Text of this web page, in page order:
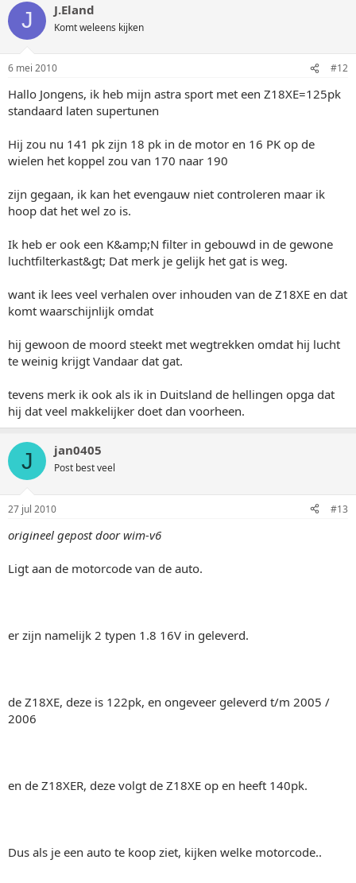
J J.Eland
Komt weleens kijken
6 mei 2010 #12
Hallo Jongens, ik heb mijn astra sport met een Z18XE=125pk
standaard laten supertunen
Hij zou nu 141 pk zijn 18 pk in de motor en 16 PK op de
wielen het koppel zou van 170 naar 190
zijn gegaan, ik kan het evengauw niet controleren maar ik
hoop dat het wel zo is.
Ik heb er ook een K&amp;N filter in gebouwd in de gewone
luchtfilterkast&gt; Dat merk je gelijk het gat is weg.
want ik lees veel verhalen over inhouden van de Z18XE en dat
komt waarschijnlijk omdat
hij gewoon de moord steekt met wegtrekken omdat hij lucht
te weinig krijgt Vandaar dat gat.
tevens merk ik ook als ik in Duitsland de hellingen opga dat
hij dat veel makkelijker doet dan voorheen.
J jan0405
Post best veel
27 jul 2010 #13
origineel gepost door wim-v6
Ligt aan de motorcode van de auto.
er zijn namelijk 2 typen 1.8 16V in geleverd.
de Z18XE, deze is 122pk, en ongeveer geleverd t/m 2005 /
2006
en de Z18XER, deze volgt de Z18XE op en heeft 140pk.
Dus als je een auto te koop ziet, kijken welke motorcode..